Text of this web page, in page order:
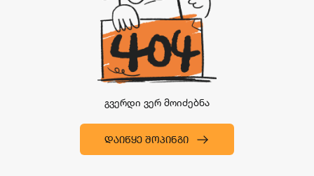
გვერდი ვერ მოიძებნა
ᲓᲐᲘᲬᲧᲔ ᲨᲝᲞᲘᲜᲒᲘ